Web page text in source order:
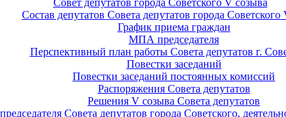
Совет депутатов города Советского V созыва
Состав депутатов Совета депутатов города Советского
График приема граждан
МПА председателя
Перспективный план работы Совета депутатов г.
Повестки заседаний
Повестки заседаний постоянных комиссий
Распоряжения Совета депутатов
Решения V созыва Совета депутатов
Совета депутатов города Советского,